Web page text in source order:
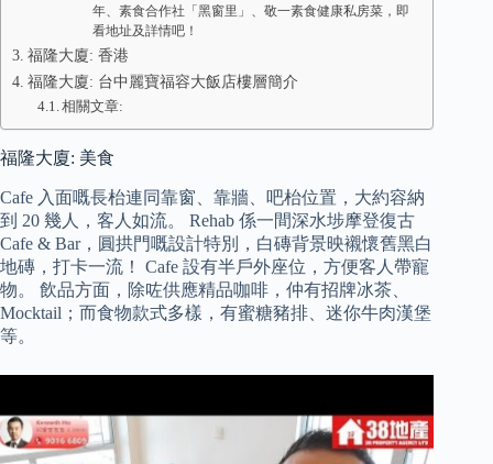
年、素食合作社「黑窗里」、敬一素食健康私房菜，即
看地址及詳情吧！
福隆大廈: 香港
福隆大廈: 台中麗寶福容大飯店樓層簡介
相關文章:
福隆大廈: 美食
Cafe 入面嘅長枱連同靠窗、靠牆、吧枱位置，大約容納
到 20 幾人，客人如流。 Rehab 係一間深水埗摩登復古
Cafe & Bar，圓拱門嘅設計特別，白磚背景映襯懷舊黑白
地磚，打卡一流！ Cafe 設有半戶外座位，方便客人帶寵
物。 飲品方面，除咗供應精品咖啡，仲有招牌冰茶、
Mocktail；而食物款式多樣，有蜜糖豬排、迷你牛肉漢堡
等。